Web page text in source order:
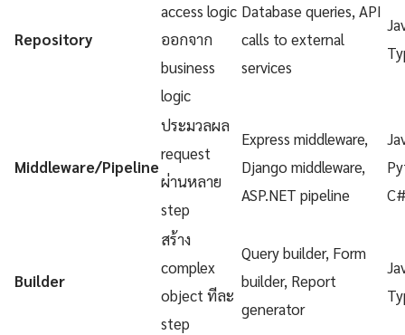
Repository
access logic
ออกจาก
business
logic
Database queries, API
calls to external
services
Middleware/Pipeline
ประมวลผล
request
ผ่านหลาย
step
Express middleware,
Django middleware,
ASP.NET pipeline
Builder
สร้าง
complex
object ทีละ
step
Query builder, Form
builder, Report
generator